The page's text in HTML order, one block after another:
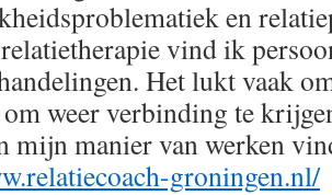
en
vind ik
Het lukt vaak
om weer verbinding te
mijn manier van werken
groningen.nl/